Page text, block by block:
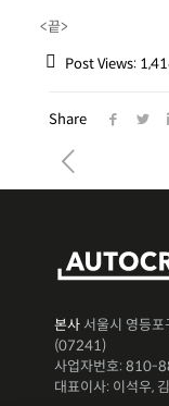
<끝>
Post Views:
Share
본사 서울시 영등
(07241)
사업자번호: 810-
대표이사: 이석우,